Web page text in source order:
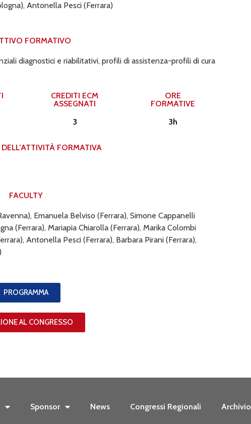
Antonella Pesci (Ferrara)
FORMATIVO
diagnostici e riabilitativi, profili di assistenza-profili di cura
CREDITI ECM
ASSEGNATI​
3
ORE
FORMATIVE
3h
FORMATIVA​
FACULTY
Emanuela Belviso (Ferrara), Simone Cappanelli
(Ferrara), Mariapia Chiarolla (Ferrara), Marika Colombi
Antonella Pesci (Ferrara), Barbara Pirani (Ferrara),
PROGRAMMA
AL CONGRESSO
Sponsor News Congressi Regionali Archivio